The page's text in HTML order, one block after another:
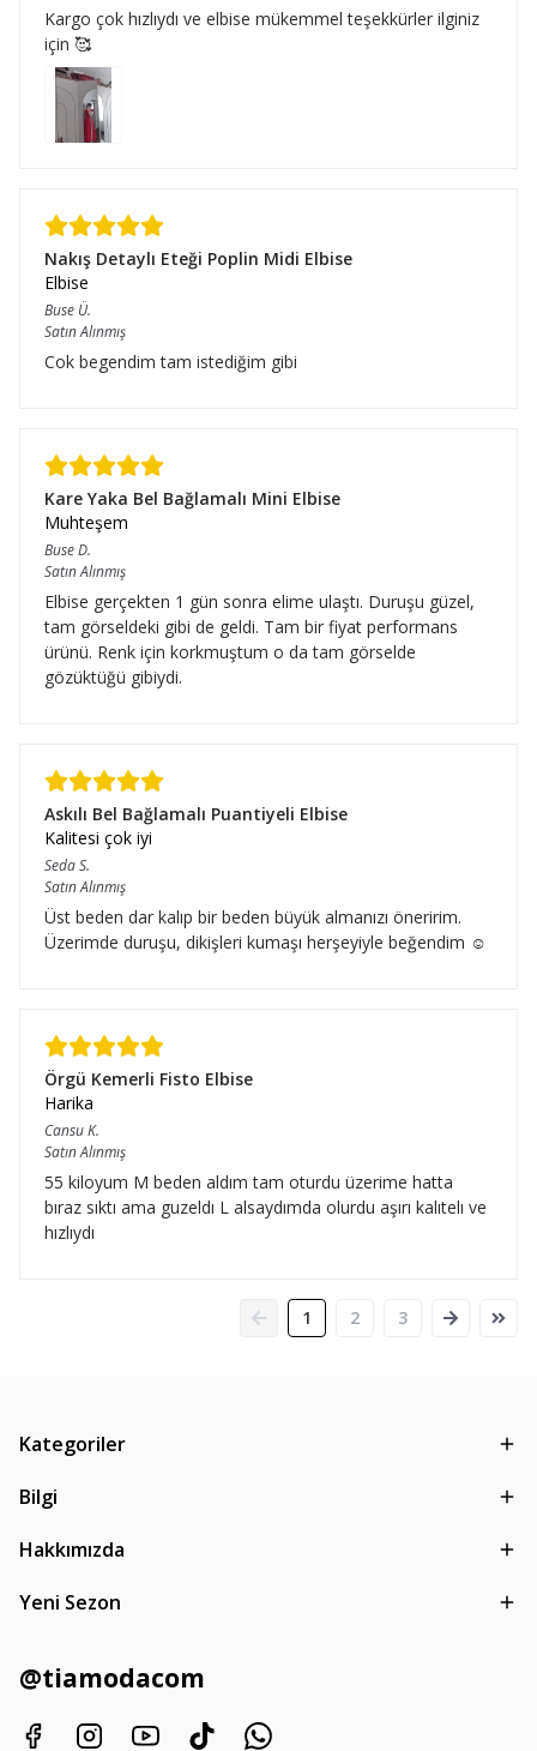
Kargo çok hızlıydı ve elbise mükemmel teşekkürler ilginiz
için 🥰
Nakış Detaylı Eteği Poplin Midi Elbise
Elbise
Buse Ü.
Satın Alınmış
Cok begendim tam istediğim gibi
Kare Yaka Bel Bağlamalı Mini Elbise
Muhteşem
BuseD.
Satın Alınmış
Elbise gerçekten 1 gün sonra elime ulaştı. Duruşu güzel,
tam görseldeki gibi de geldi. Tam bir fiyat performans
ürünü. Renk için korkmuştum o da tam görselde
gözüktüğü gibiydi.
Askılı Bel Bağlamalı Puantiyeli Elbise
Kalitesi çok iyi
SedaS.
Satın Alınmış
Üst beden dar kalıp bir beden büyük almanızı öneririm.
Üzerimde duruşu, dikişleri kumaşı herşeyiyle beğendim ☺️
Örgü Kemerli Fisto Elbise
Harika
CansuK.
Satın Alınmış
55 kiloyum M beden aldım tam oturdu üzerime hatta
bıraz sıktı ama guzeldı L alsaydımda olurdu aşırı kalıtelı ve
hızlıydı
1 2 3
Kategoriler
Bilgi
Hakkımızda
Yeni Sezon
@tiamodacom